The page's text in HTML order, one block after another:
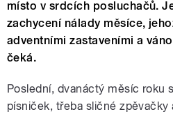
místo v srdcích posluchačů.
zachycení nálady měsíce,
adventními zastaveními a
čeká.
Poslední, dvanáctý měsíc roku
písniček, třeba sličné zpěvačky